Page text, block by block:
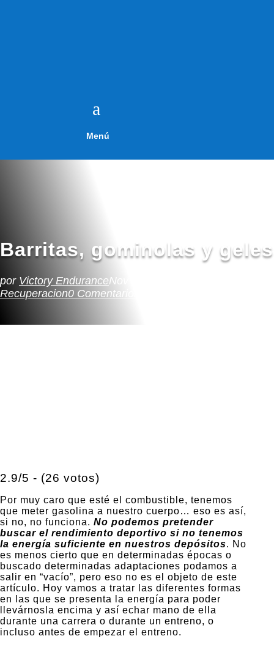
a
Menú
Barritas, gominolas y geles
por Victory EnduranceNov 15, 2023
Recuperacion0 Comentarios
2.9/5 - (26 votos)
Por muy caro que esté el combustible, tenemos
que meter gasolina a nuestro cuerpo… eso es así,
si no, no funciona. No podemos pretender
buscar el rendimiento deportivo si no tenemos
la energía suficiente en nuestros depósitos. No
es menos cierto que en determinadas épocas o
buscado determinadas adaptaciones podamos a
salir en “vacío”, pero eso no es el objeto de este
artículo. Hoy vamos a tratar las diferentes formas
en las que se presenta la energía para poder
llevárnosla encima y así echar mano de ella
durante una carrera o durante un entreno, o
incluso antes de empezar el entreno.